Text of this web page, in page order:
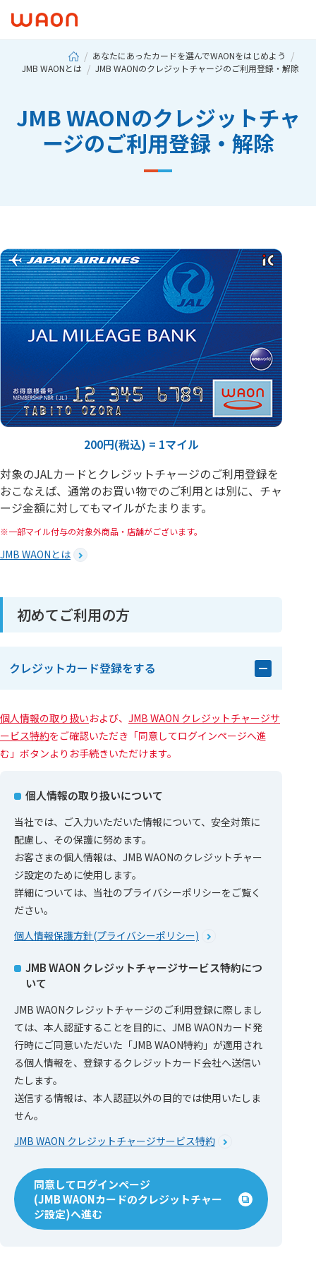
あなたにあったカードを選んでWAONをはじめよう
JMB WAONとは
JMB WAONのクレジットチャージのご利用登録・解除
JMB WAONのクレジットチャ
ージのご利用登録・解除
200円(税込) = 1マイル
対象のJALカードとクレジットチャージのご利用登録を
おこなえば、通常のお買い物でのご利用とは別に、チャ
ージ金額に対してもマイルがたまります。
一部マイル付与の対象外商品・店舗がございます。
JMB WAONとは
初めてご利用の方
クレジットカード登録をする
個人情報の取り扱いおよび、 JMB WAON クレジットチャージサ
ービス特約をご確認いただき「同意してログインページへ進
む」ボタンよりお手続きいただけます。
個人情報の取り扱いについて
当社では、ご入力いただいた情報について、安全対策に
配慮し、その保護に努めます。
お客さまの個人情報は、JMB WAONのクレジットチャー
ジ設定のために使用します。
詳細については、当社のプライバシーポリシーをご覧く
ださい。
個人情報保護方針(プライバシーポリシー)
JMB WAON クレジットチャージサービス特約につ
いて
JMB WAONクレジットチャージのご利用登録に際しまし
ては、本人認証することを目的に、JMB WAONカード発
行時にご同意いただいた「JMB WAON特約」が適用され
る個人情報を、登録するクレジットカード会社へ送信い
たします。
送信する情報は、本人認証以外の目的では使用いたしま
せん。
JMB WAON クレジットチャージサービス特約
同意してログインページ
(JMB WAONカードのクレジットチャー
ジ設定)へ進む